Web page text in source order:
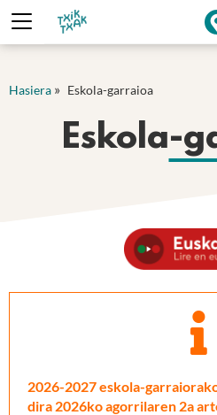
Cookies management panel
Hasiera » Eskola-garraioa
Eskola-
2026-2027 eskola-
dira 2026ko agorrilaren 2a